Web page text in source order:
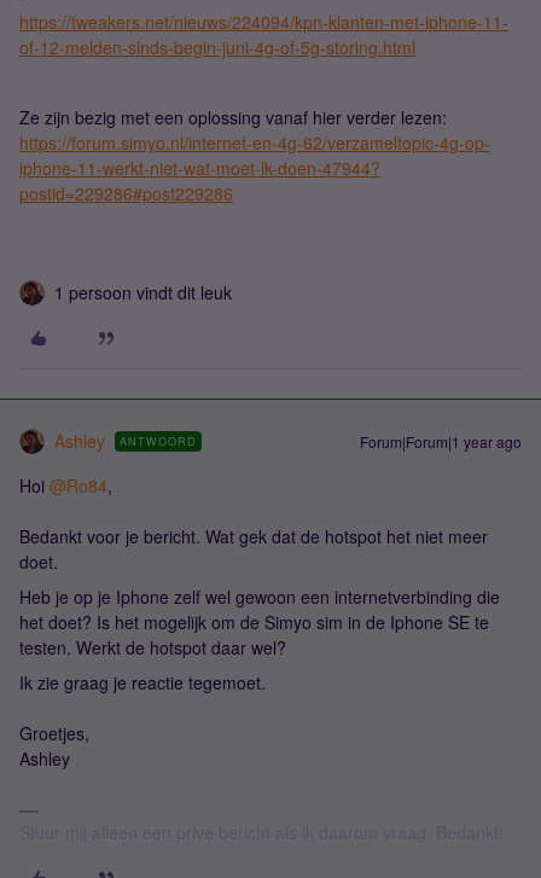
https://tweakers.net/nieuws/224094/kpn-klanten-met-iphone-11-
of-12-melden-sinds-begin-juni-4g-of-5g-storing.html
Ze zijn bezig met een oplossing vanaf hier verder lezen:
https://forum.simyo.nl/internet-en-4g-62/verzameltopic-4g-op-
iphone-11-werkt-niet-wat-moet-ik-doen-47944?
postid=229286#post229286
1 persoon vindt dit leuk
Ashley ANTWOORD Forum|Forum|1 year ago
Hoi @Ro84,
Bedankt voor je bericht. Wat gek dat de hotspot het niet meer
doet.
Heb je op je Iphone zelf wel gewoon een internetverbinding die
het doet? Is het mogelijk om de Simyo sim in de Iphone SE te
testen. Werkt de hotspot daar wel?
Ik zie graag je reactie tegemoet.
Groetjes,
Ashley